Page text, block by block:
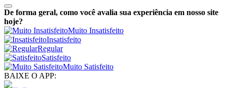
De forma geral, como você avalia sua experiência em nosso site
hoje?
Muito Insatisfeito
Insatisfeito
Regular
Satisfeito
Muito Satisfeito
BAIXE O APP: